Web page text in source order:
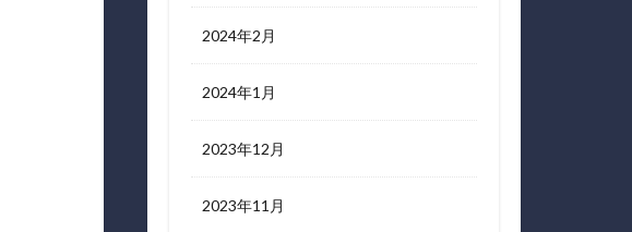
2024年2月
2024年1月
2023年12月
2023年11月